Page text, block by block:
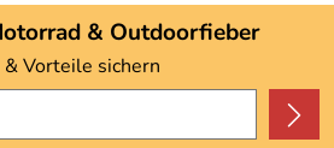
& Outdoorfieber
Vorteile sichern